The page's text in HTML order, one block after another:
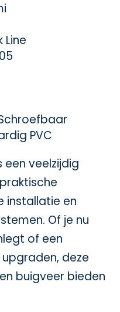
Line
PVC
een veelzijdig
installatie en
Of je nu
of een
deze
buigveer bieden